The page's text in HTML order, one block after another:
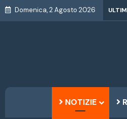
Domenica, 2 Agosto 2026
NOTIZIE